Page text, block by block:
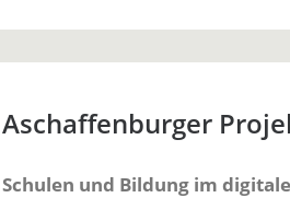
Aschaffenburger
Schulen und Bildung im